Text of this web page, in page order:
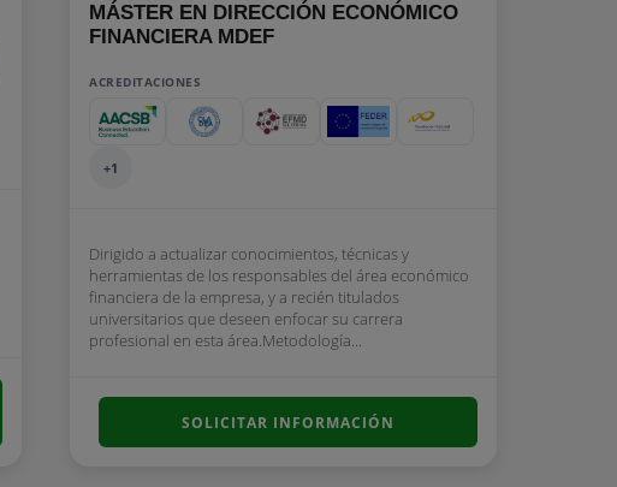
MÁSTER EN DIRECCIÓN ECONÓMICO
FINANCIERA MDEF
ACREDITACIONES
+1
Dirigido a actualizar conocimientos, técnicas y
herramientas de los responsables del área económico
financiera de la empresa, y a recién titulados
universitarios que deseen enfocar su carrera
profesional en esta área.Metodología...
SOLICITAR INFORMACIÓN